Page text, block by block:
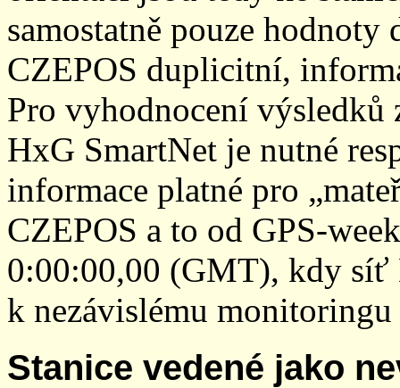
samostatně pouze
CZEPOS duplicitní,
Pro vyhodnocení
HxG SmartNet je nutné
informace platné pro
CZEPOS a to od GPS-
0:00:00,00 (GMT), kdy síť
k nezávislému
Stanice vedené jako